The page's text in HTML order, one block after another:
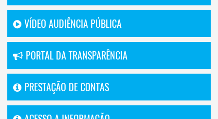
VÍDEO AUDIÊNCIA PÚBLICA
PORTAL DA TRANSPARÊNCIA
PRESTAÇÃO DE CONTAS